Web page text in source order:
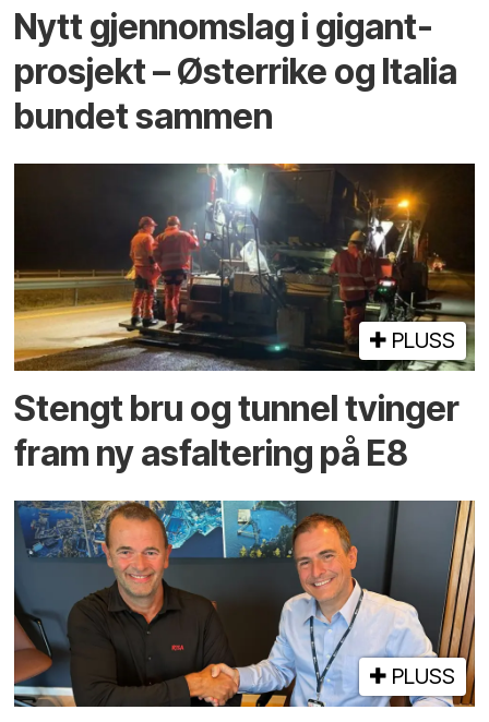
Nytt gjennomslag i gigant­
prosjekt – Østerrike og Italia
bundet sammen
PLUSS
Stengt bru og tunnel tvinger
fram ny asfaltering på E8
PLUSS